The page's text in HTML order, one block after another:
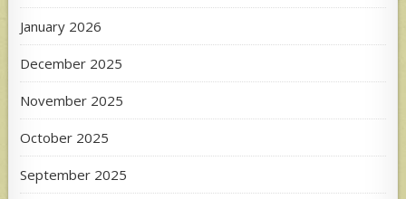
January 2026
December 2025
November 2025
October 2025
September 2025